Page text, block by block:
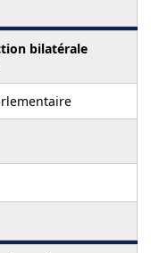
bilatérale